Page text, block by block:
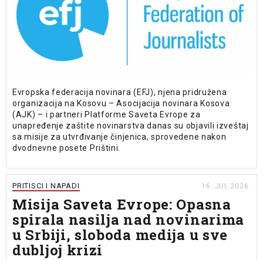
Evropska federacija novinara (EFJ), njena pridružena
organizacija na Kosovu – Asocijacija novinara Kosova
(AJK) – i partneri Platforme Saveta Evrope za
unapređenje zaštite novinarstva danas su objavili izveštaj
sa misije za utvrđivanje činjenica, sprovedene nakon
dvodnevne posete Prištini.
PRITISCI I NAPADI 16. JUL 2026.
Misija Saveta Evrope: Opasna
spirala nasilja nad novinarima
u Srbiji, sloboda medija u sve
dubljoj krizi